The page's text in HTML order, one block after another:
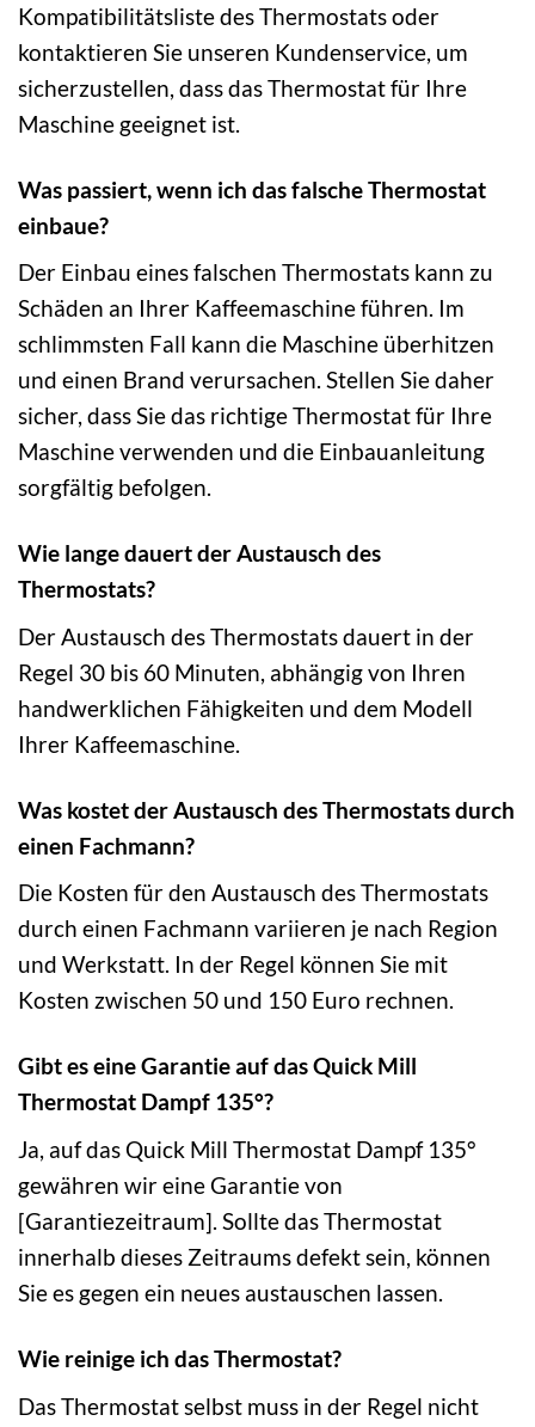
Kompatibilitätsliste des Thermostats oder
kontaktieren Sie unseren Kundenservice, um
sicherzustellen, dass das Thermostat für Ihre
Maschine geeignet ist.
Was passiert, wenn ich das falsche Thermostat
einbaue?
Der Einbau eines falschen Thermostats kann zu
Schäden an Ihrer Kaffeemaschine führen. Im
schlimmsten Fall kann die Maschine überhitzen
und einen Brand verursachen. Stellen Sie daher
sicher, dass Sie das richtige Thermostat für Ihre
Maschine verwenden und die Einbauanleitung
sorgfältig befolgen.
Wie lange dauert der Austausch des
Thermostats?
Der Austausch des Thermostats dauert in der
Regel 30 bis 60 Minuten, abhängig von Ihren
handwerklichen Fähigkeiten und dem Modell
Ihrer Kaffeemaschine.
Was kostet der Austausch des Thermostats durch
einen Fachmann?
Die Kosten für den Austausch des Thermostats
durch einen Fachmann variieren je nach Region
und Werkstatt. In der Regel können Sie mit
Kosten zwischen 50 und 150 Euro rechnen.
Gibt es eine Garantie auf das Quick Mill
Thermostat Dampf 135°?
Ja, auf das Quick Mill Thermostat Dampf 135°
gewähren wir eine Garantie von
[Garantiezeitraum]. Sollte das Thermostat
innerhalb dieses Zeitraums defekt sein, können
Sie es gegen ein neues austauschen lassen.
Wie reinige ich das Thermostat?
Das Thermostat selbst muss in der Regel nicht